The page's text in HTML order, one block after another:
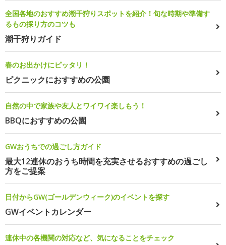
全国各地のおすすめ潮干狩りスポットを紹介！旬な時期や準備す
るもの採り方のコツも
潮干狩りガイド
春のお出かけにピッタリ！
ピクニックにおすすめの公園
自然の中で家族や友人とワイワイ楽しもう！
BBQにおすすめの公園
GWおうちでの過ごし方ガイド
最大12連休のおうち時間を充実させるおすすめの過ごし
方をご提案
日付からGW(ゴールデンウィーク)のイベントを探す
GWイベントカレンダー
連休中の各機関の対応など、気になることをチェック